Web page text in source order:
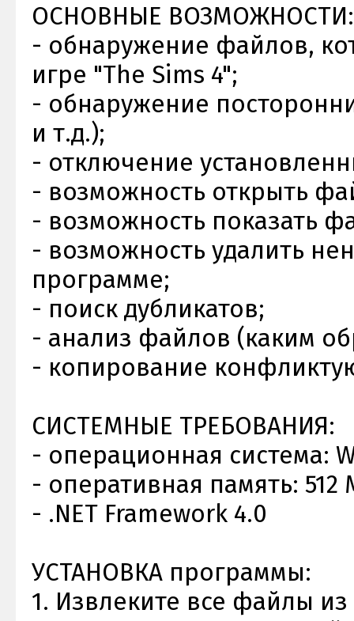
ОСНОВНЫЕ
- обнаружение файлов,
игре "The Sims 4";
- обнаружение
и т.д.);
- отключение
- возможность открыть
- возможность показать
- возможность удалить
программе;
- поиск дубликатов;
- анализ файлов (каким
- копирование
СИСТЕМНЫЕ ТРЕБОВАНИЯ:
- операционная система:
- оперативная память: 512
- .NET Framework 4.0
УСТАНОВКА программы:
1. Извлеките все файлы